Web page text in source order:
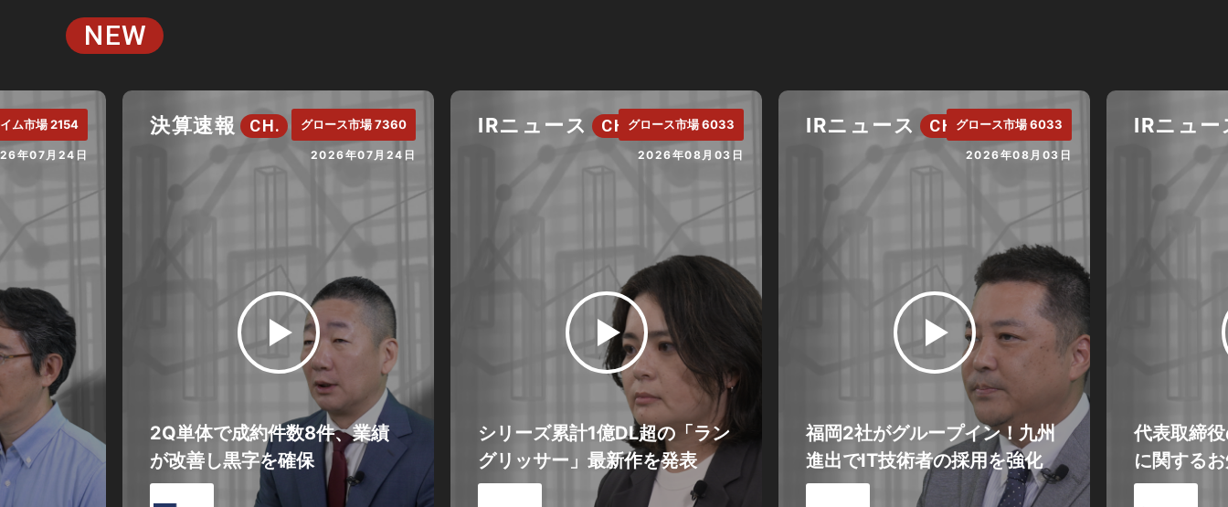
NEW
年07月24日
ム市場 2154 決算速報 CH.
2026年07月24日
グロース市場 7360
2Q単体で成約件数8件、業績
が改善し黒字を確保
IRニュース CH.
2026年08月03日
グロース市場 6033
シリーズ累計1億DL超の「ラン
グリッサー」最新作を発表
IRニュース CH.
2026年08月03日
グロース市場 6033
福岡2社がグループイン！九州
進出でIT技術者の採用を強化
IRニュー
代表取締
に関する